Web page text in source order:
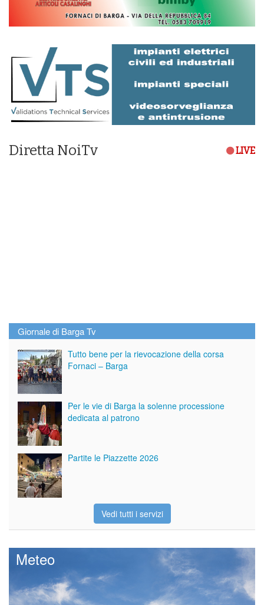
Diretta NoiTv LIVE
Giornale di Barga Tv
Tutto bene per la rievocazione della corsa
Fornaci – Barga
Per le vie di Barga la solenne processione
dedicata al patrono
Partite le Piazzette 2026
Vedi tutti i servizi
Meteo